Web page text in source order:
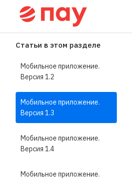
Статьи в этом разделе
Мобильное приложение.
Версия 1.2
Мобильное приложение.
Версия 1.3
Мобильное приложение.
Версия 1.4
Мобильное приложение.